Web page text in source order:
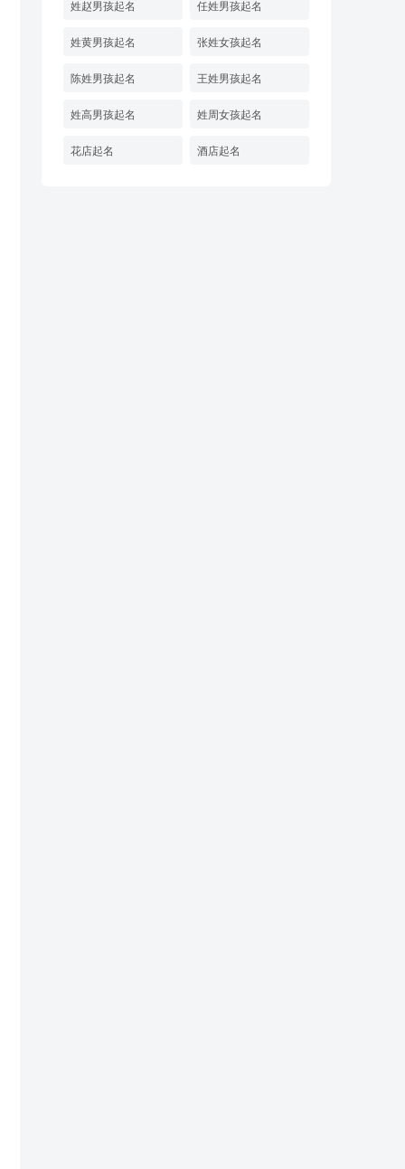
姓赵男孩起名 任姓男孩起名
姓黄男孩起名 张姓女孩起名
陈姓男孩起名 王姓男孩起名
姓高男孩起名 姓周女孩起名
花店起名 酒店起名